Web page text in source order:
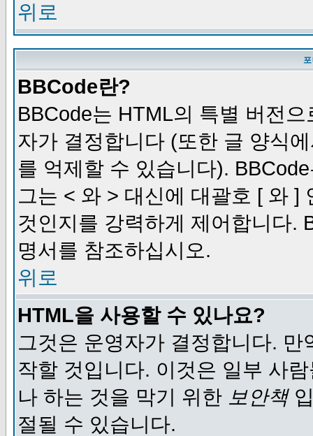
위로
BBCode란?
BBCode는 HTML의 특별 버전
자가 결정합니다 (또한 글 양식
를 억제할 수 있습니다).
그는 < 와 > 대신에 대괄호 [ 와 ]
것인지를 강력하게 제어합니다.
명서를 참조하십시오.
위로
HTML을 사용할 수 있나요?
그것은 운영자가 결정합니다.
작할 것입니다. 이것은 일부 사
나 하는 것을 막기 위한 보안책
절될 수 있습니다.